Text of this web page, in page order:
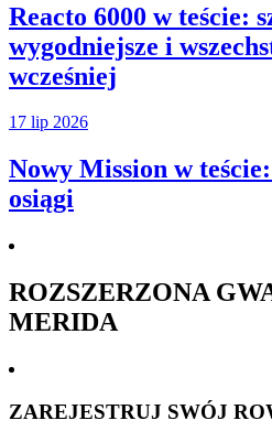
Reacto 6000 w teście:
wygodniejsze i
wcześniej
17 lip 2026
Nowy Mission w
osiągi
ROZSZERZONA
MERIDA
ZAREJESTRUJ SWÓJ